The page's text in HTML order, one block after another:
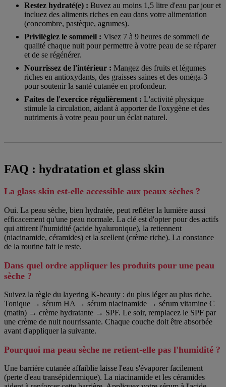
Restez hydraté(e) : Buvez au moins 1,5 litre d'eau par jour et
incluez des aliments riches en eau dans votre alimentation
(concombre, pastèque, agrumes).
Privilégiez le sommeil : Visez 7 à 9 heures de sommeil de
qualité chaque nuit pour permettre à votre peau de se réparer
et de se régénérer.
Nourrissez de l'intérieur : Mangez des fruits et légumes
riches en antioxydants, des graisses saines et des oméga-3
pour soutenir la santé cutanée en profondeur.
Faites de l'exercice régulièrement : L'activité physique
stimule la circulation, aidant à apporter de l'oxygène et des
nutriments à votre peau pour un éclat naturel.
FAQ : hydratation et glass skin
La glass skin est-elle accessible aux peaux sèches ?
Oui. La peau sèche, bien hydratée, peut refléter la lumière aussi
efficacement qu'une peau normale. La clé est d'opter pour des actifs
qui attirent l'humidité (acide hyaluronique), la retiennent
(niacinamide, céramides) et la scellent (crème riche). La constance
de la routine fait le reste.
Dans quel ordre appliquer les produits pour une peau
sèche ?
Suivez la règle du layering K-beauty : du plus léger au plus riche.
Tonique → sérum HA → sérum niacinamide → sérum vitamine C
(matin) → crème hydratante → SPF. Le soir, remplacez le SPF par
une crème de nuit nourrissante. Chaque couche doit être absorbée
avant d'appliquer la suivante.
Pourquoi ma peau sèche ne retient-elle pas l'humidité ?
Une barrière cutanée affaiblie laisse l'eau s'évaporer facilement
(perte d'eau transépidermique). La niacinamide et les céramides